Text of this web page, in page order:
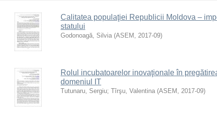
Calitatea populaţiei Republicii Moldova –
statului
Godonoagă, Silvia (ASEM , 2017-09)
Rolul incubatoarelor inovaţionale în
domeniul IT
Tutunaru, Sergiu; Tîrşu, Valentina (ASEM , 2017-09)